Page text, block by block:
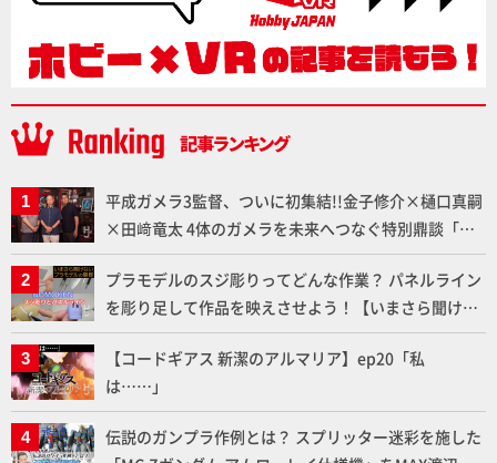
平成ガメラ3監督、ついに初集結!!金子修介×樋口真嗣
×田﨑竜太 4体のガメラを未来へつなぐ特別鼎談「ガ
メラ永久保存化プロジェクト FINAL」
プラモデルのスジ彫りってどんな作業？ パネルライン
を彫り足して作品を映えさせよう！【いまさら聞けな
いプラモデルの基礎：スジ彫りとパネルライン】
【コードギアス 新潔のアルマリア】ep20「私
は……」
伝説のガンプラ作例とは？ スプリッター迷彩を施した